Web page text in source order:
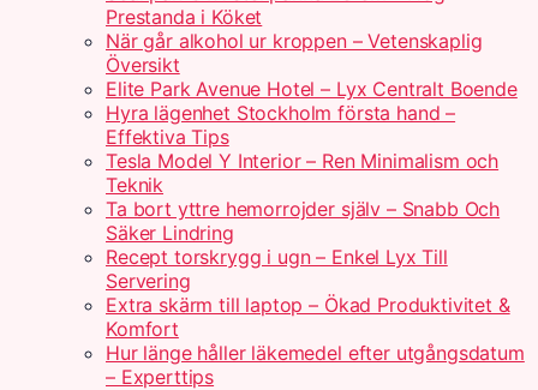
Prestanda i Köket
När går alkohol ur kroppen – Vetenskaplig
Översikt
Elite Park Avenue Hotel – Lyx Centralt Boende
Hyra lägenhet Stockholm första hand –
Effektiva Tips
Tesla Model Y Interior – Ren Minimalism och
Teknik
Ta bort yttre hemorrojder själv – Snabb Och
Säker Lindring
Recept torskrygg i ugn – Enkel Lyx Till
Servering
Extra skärm till laptop – Ökad Produktivitet &
Komfort
Hur länge håller läkemedel efter utgångsdatum
– Experttips